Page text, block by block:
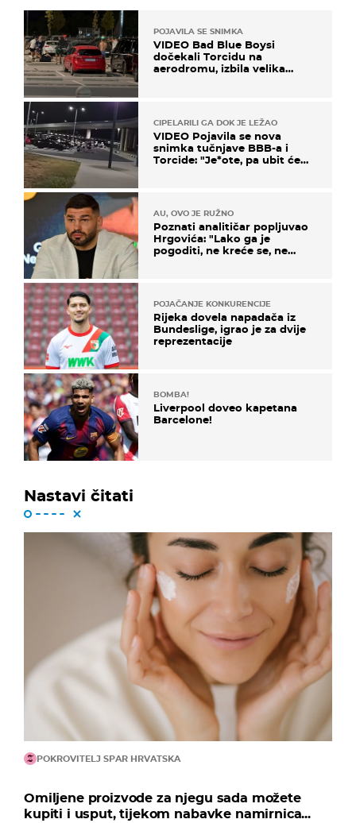
POJAVILA SE SNIMKA
VIDEO Bad Blue Boysi
dočekali Torcidu na
aerodromu, izbila velika
CIPELARILI GA DOK JE LEŽAO
VIDEO Pojavila se nova
snimka tučnjave BBB-a i
Torcide: "Je*ote, pa ubit će
AU, OVO JE RUŽNO
Poznati analitičar popljuvao
Hrgovića: "Lako ga je
pogoditi, ne kreće se, ne
POJAČANJE KONKURENCIJE
Rijeka dovela napadača iz
Bundeslige, igrao je za dvije
reprezentacije
BOMBA!
Liverpool doveo kapetana
Barcelone!
Nastavi čitati
POKROVITELJ SPAR HRVATSKA
Omiljene proizvode za njegu sada možete
kupiti i usput, tijekom nabavke namirnica...